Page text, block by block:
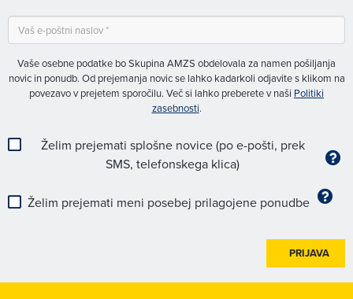
Vaše osebne podatke bo Skupina AMZS obdelovala za namen pošiljanja
novic in ponudb. Od prejemanja novic se lahko kadarkoli odjavite s klikom na
povezavo v prejetem sporočilu. Več si lahko preberete v naši Politiki
zasebnosti.
Želim prejemati splošne novice (po e-pošti, prek
SMS, telefonskega klica)
Želim prejemati meni posebej prilagojene ponudbe
PRIJAVA